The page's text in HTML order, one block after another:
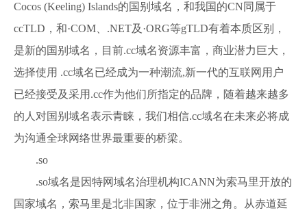
Cocos (Keeling) Islands的国别域名，和我国的CN同属于
ccTLD，和·COM、.NET及·ORG等gTLD有着本质区别，
是新的国别域名，目前.cc域名资源丰富，商业潜力巨大，
选择使用 .cc域名已经成为一种潮流,新一代的互联网用户
已经接受及采用.cc作为他们所指定的品牌，随着越来越多
的人对国别域名表示青睐，我们相信.cc域名在未来必将成
为沟通全球网络世界最重要的桥梁。
.so
.so域名是因特网域名治理机构ICANN为索马里开放的
国家域名，索马里是北非国家，位于非洲之角。从赤道延